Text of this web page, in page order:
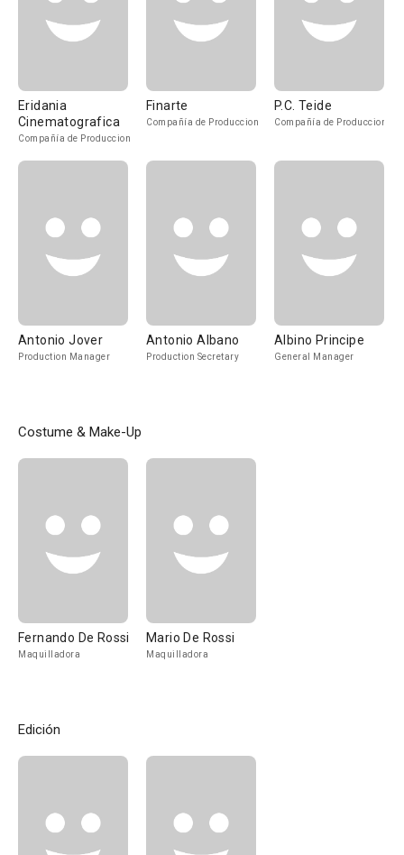
Eridania
Cinematografica
Compañía de Produccion
Finarte
Compañía de Produccion
P.C. Teide
Compañía de Produccion
Antonio Jover
Production Manager
Antonio Albano
Production Secretary
Albino Principe
General Manager
Costume & Make-Up
Fernando De Rossi
Maquilladora
Mario De Rossi
Maquilladora
Edición